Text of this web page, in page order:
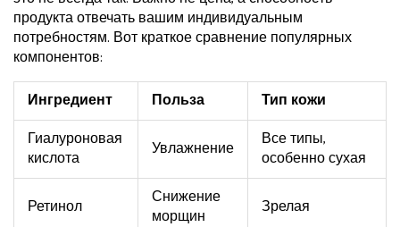
продукта отвечать вашим индивидуальным
потребностям. Вот краткое сравнение популярных
компонентов:
Ингредиент
Польза
Тип кожи
Гиалуроновая
кислота
Увлажнение
Все типы,
особенно сухая
Ретинол
Снижение
морщин
Зрелая